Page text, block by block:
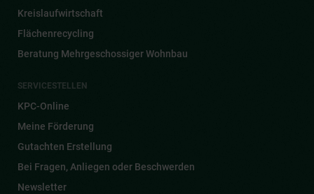
Kreislaufwirtschaft
Flächenrecycling
Beratung Mehrgeschossiger Wohnbau
SERVICESTELLEN
KPC-Online
Meine Förderung
Gutachten Erstellung
Bei Fragen, Anliegen oder Beschwerden
Newsletter